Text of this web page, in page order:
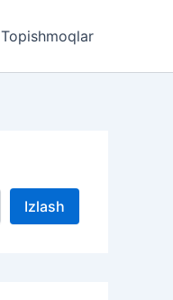
Topishmoqlar
Izlash